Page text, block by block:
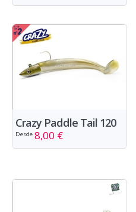
Crazy Paddle Tail 120
Desde 8,00 €